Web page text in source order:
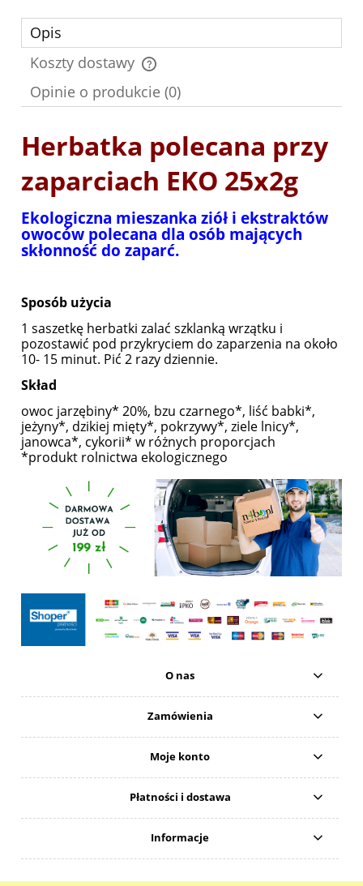
Opis
Koszty dostawy
Cena nie zawiera ewentualnych kosztów płatności
Opinie o produkcie (0)
Herbatka polecana przy
zaparciach EKO 25x2g
Ekologiczna mieszanka ziół i ekstraktów
owoców polecana dla osób mających
skłonność do zaparć.
Sposób użycia
1 saszetkę herbatki zalać szklanką wrzątku i
pozostawić pod przykryciem do zaparzenia na około
10- 15 minut. Pić 2 razy dziennie.
Skład
owoc jarzębiny* 20%, bzu czarnego*, liść babki*,
jeżyny*, dzikiej mięty*, pokrzywy*, ziele lnicy*,
janowca*, cykorii* w różnych proporcjach
*produkt rolnictwa ekologicznego
O nas
Zamówienia
Moje konto
Płatności i dostawa
Informacje